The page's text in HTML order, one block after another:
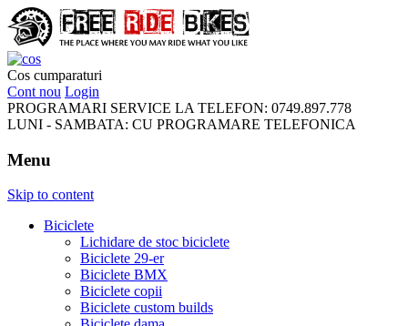
FreeRideBikes
Cos cumparaturi
Cont nou Login
PROGRAMARI SERVICE LA TELEFON: 0749.897.778
LUNI - SAMBATA: CU PROGRAMARE TELEFONICA
Menu
Skip to content
Biciclete
Lichidare de stoc biciclete
Biciclete 29-er
Biciclete BMX
Biciclete copii
Biciclete custom builds